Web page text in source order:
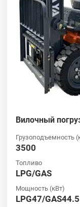
Вилочный
Грузоподъемность
3500
Топливо
LPG/GAS
Мощность (кВт)
LPG47/GAS44.5